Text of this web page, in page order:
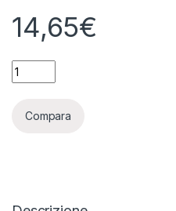
14,65€
MAMMOTH - TUBO NEON
Compara